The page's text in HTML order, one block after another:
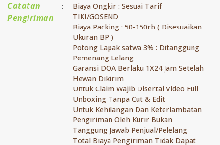
Catatan
Pengiriman
:
Biaya Ongkir : Sesuai Tarif
TIKI/GOSEND
Biaya Packing : 50-150rb ( Disesuaikan
Ukuran BP )
Potong Lapak satwa 3% : Ditanggung
Pemenang Lelang
Garansi DOA Berlaku 1X24 Jam Setelah
Hewan Dikirim
Untuk Claim Wajib Disertai Video Full
Unboxing Tanpa Cut & Edit
Untuk Kehilangan Dan Keterlambatan
Pengiriman Oleh Kurir Bukan
Tanggung Jawab Penjual/Pelelang
Total Biaya Pengiriman Tidak Dapat